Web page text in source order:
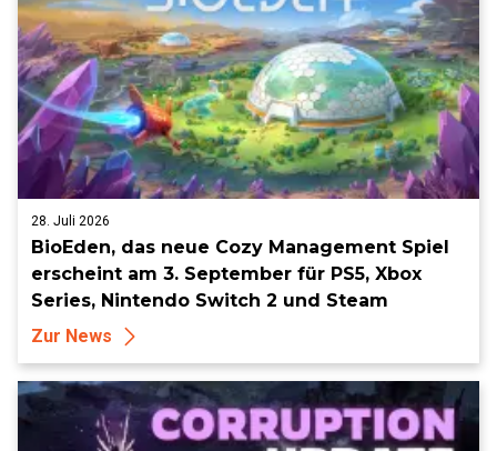
28. Juli 2026
BioEden, das neue Cozy Management Spiel
erscheint am 3. September für PS5, Xbox
Series, Nintendo Switch 2 und Steam
Zur News